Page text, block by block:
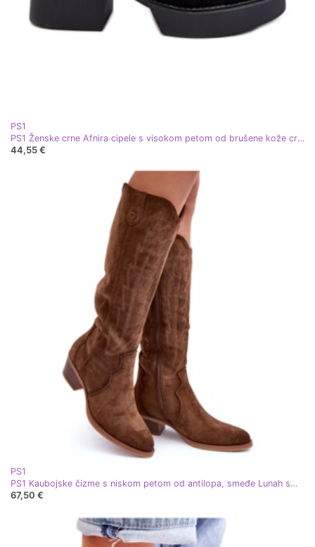
PS1
PS1 Ženske crne Afnira cipele s visokom petom od brušene kože crna
44,55 €
PS1
PS1 Kaubojske čizme s niskom petom od antilopa, smeđe Lunah smeđa
67,50 €